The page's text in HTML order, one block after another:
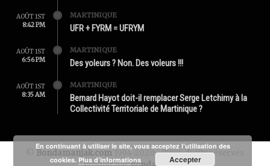
AOÛT 1ST
8:42 PM
MARTINIQUE
UFR + FYRM = UFRYM
AOÛT 1ST
6:56 PM
MARTINIQUE
Des yoleurs ? Non. Des voleurs !!!
AOÛT 1ST
8:35 AM
MARTINIQUE
Bernard Hayot doit-il remplacer Serge Letchimy à la
Collectivité Territoriale de Martinique ?
Bondamanjak.com 1994-2020 - Tous droits réservés
En continuant à utiliser le site, vous acceptez l’utilisation des
cookies. Plus d’informations Accepter